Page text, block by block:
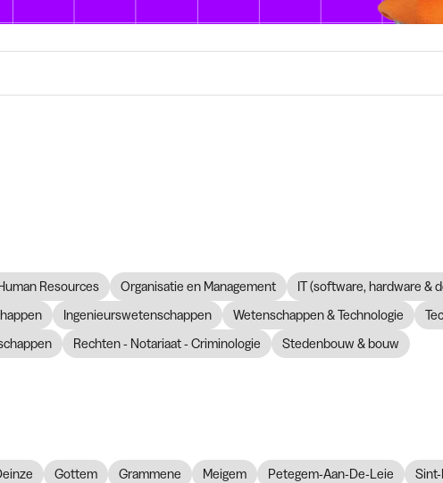
Resources Organisatie en Management IT (software, hardware &
Ingenieurswetenschappen Wetenschappen & Technologie
Rechten - Notariaat - Criminologie Stedenbouw & bouw
Gottem Grammene Meigem Petegem-Aan-De-Leie